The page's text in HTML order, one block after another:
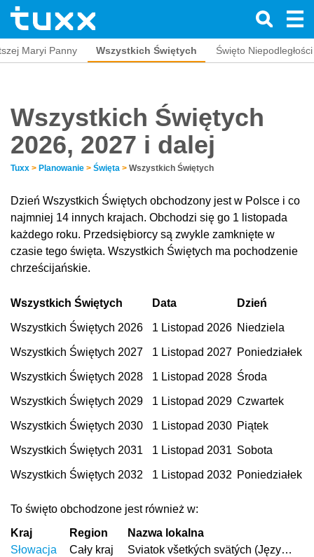
Maryi Panny Wszystkich Świętych Święto Niepodległości
Wszystkich Świętych
2026, 2027 i dalej
Tuxx > Planowanie > Święta > Wszystkich Świętych
Dzień Wszystkich Świętych obchodzony jest w Polsce i co
najmniej 14 innych krajach. Obchodzi się go 1 listopada
każdego roku. Przedsiębiorcy są zwykle zamknięte w
czasie tego święta. Wszystkich Świętych ma pochodzenie
chrześcijańskie.
Wszystkich Świętych Data Dzień
Wszystkich Świętych 2026 1 Listopad 2026 Niedziela
Wszystkich Świętych 2027 1 Listopad 2027 Poniedziałek
Wszystkich Świętych 2028 1 Listopad 2028 Środa
Wszystkich Świętych 2029 1 Listopad 2029 Czwartek
Wszystkich Świętych 2030 1 Listopad 2030 Piątek
Wszystkich Świętych 2031 1 Listopad 2031 Sobota
Wszystkich Świętych 2032 1 Listopad 2032 Poniedziałek
To święto obchodzone jest również w:
Kraj
Region
Nazwa lokalna
Słowacja
Cały kraj
Sviatok všetkých svätých (Język słowacki)